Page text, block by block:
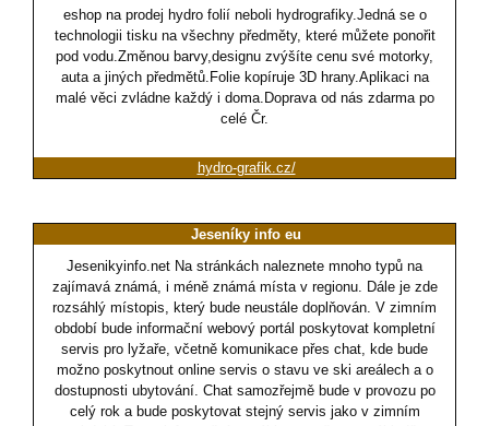
eshop na prodej hydro folií neboli hydrografiky.Jedná se o
technologii tisku na všechny předměty, které můžete ponořit
pod vodu.Změnou barvy,designu zvýšíte cenu své motorky,
auta a jiných předmětů.Folie kopíruje 3D hrany.Aplikaci na
malé věci zvládne každý i doma.Doprava od nás zdarma po
celé Čr.
hydro-grafik.cz/
Jeseníky info eu
Jesenikyinfo.net Na stránkách naleznete mnoho typů na
zajímavá známá, i méně známá místa v regionu. Dále je zde
rozsáhlý místopis, který bude neustále doplňován. V zimním
období bude informační webový portál poskytovat kompletní
servis pro lyžaře, včetně komunikace přes chat, kde bude
možno poskytnout online servis o stavu ve ski areálech a o
dostupnosti ubytování. Chat samozřejmě bude v provozu po
celý rok a bude poskytovat stejný servis jako v zimním